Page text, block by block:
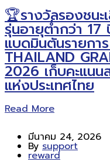
🏆รางวัลรองชน
รุ่นอายุต่ำกว่า
แบดมินตันรายกา
THAILAND
2026 เก็บคะแน
แห่งประเทศไทย
Read More
มีนาคม 24, 2026
By support
reward